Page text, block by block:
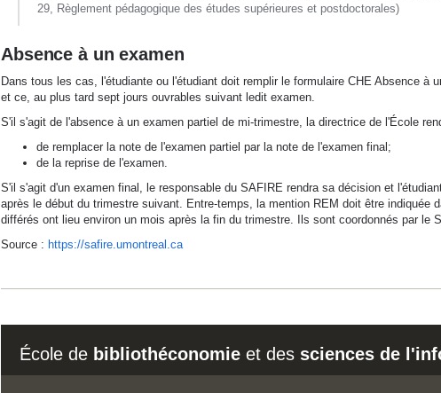
29, Règlement pédagogique des études supérieures et postdoctorales)
Absence à un examen
Dans tous les cas, l'étudiante ou l'étudiant doit remplir le formulaire CHE Absence
et ce, au plus tard sept jours ouvrables suivant ledit examen.
S'il s'agit de l'absence à un examen partiel de mi-trimestre, la directrice de l'École
de remplacer la note de l'examen partiel par la note de l'examen final;
de la reprise de l'examen.
S'il s'agit d'un examen final, le responsable du SAFIRE rendra sa décision et
après le début du trimestre suivant. Entre-temps, la mention REM doit être
différés ont lieu environ un mois après la fin du trimestre. Ils sont coordonnés par le
Source : https://safire.umontreal.ca
École de bibliothéconomie et des sciences de